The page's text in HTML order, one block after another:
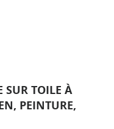
SUR TOILE À
PEINTURE,